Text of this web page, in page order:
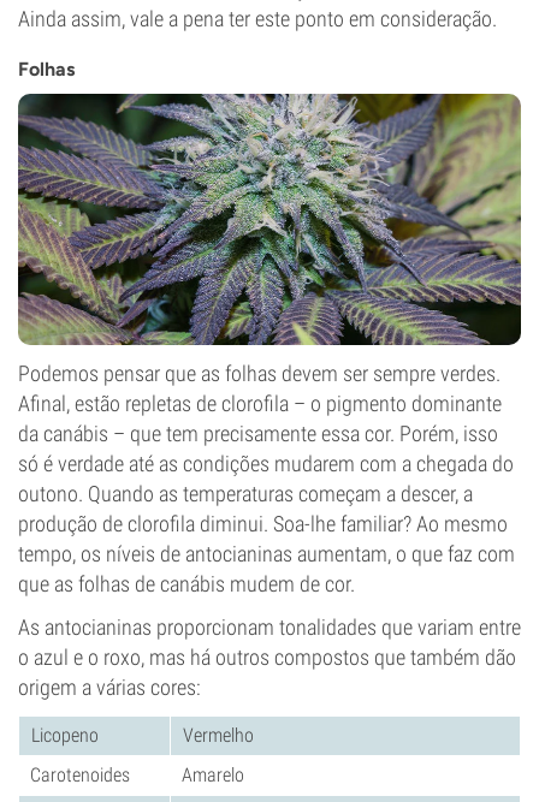
Ainda assim, vale a pena ter este ponto em consideração.
Folhas
Podemos pensar que as folhas devem ser sempre verdes.
Afinal, estão repletas de clorofila – o pigmento dominante
da canábis – que tem precisamente essa cor. Porém, isso
só é verdade até as condições mudarem com a chegada do
outono. Quando as temperaturas começam a descer, a
produção de clorofila diminui. Soa-lhe familiar? Ao mesmo
tempo, os níveis de antocianinas aumentam, o que faz com
que as folhas de canábis mudem de cor.
As antocianinas proporcionam tonalidades que variam entre
o azul e o roxo, mas há outros compostos que também dão
origem a várias cores:
Licopeno
Vermelho
Carotenoides
Amarelo